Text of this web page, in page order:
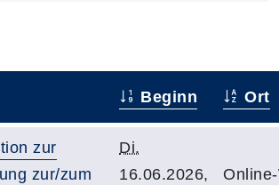
Beginn Ort
zur
zur/zum
Di.
16.06.2026,